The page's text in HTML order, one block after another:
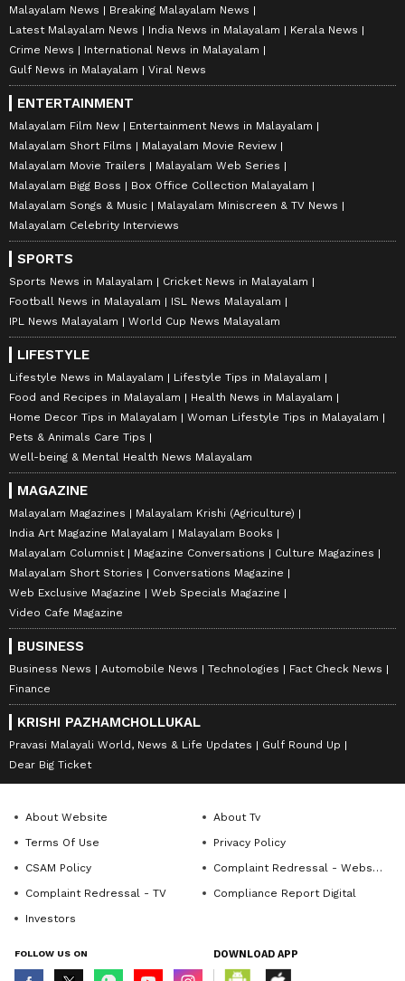
Malayalam News
Breaking Malayalam News
Latest Malayalam News
India News in Malayalam
Kerala News
Crime News
International News in Malayalam
Gulf News in Malayalam
Viral News
ENTERTAINMENT
Malayalam Film New
Entertainment News in Malayalam
Malayalam Short Films
Malayalam Movie Review
Malayalam Movie Trailers
Malayalam Web Series
Malayalam Bigg Boss
Box Office Collection Malayalam
Malayalam Songs & Music
Malayalam Miniscreen & TV News
Malayalam Celebrity Interviews
SPORTS
Sports News in Malayalam
Cricket News in Malayalam
Football News in Malayalam
ISL News Malayalam
IPL News Malayalam
World Cup News Malayalam
LIFESTYLE
Lifestyle News in Malayalam
Lifestyle Tips in Malayalam
Food and Recipes in Malayalam
Health News in Malayalam
Home Decor Tips in Malayalam
Woman Lifestyle Tips in Malayalam
Pets & Animals Care Tips
Well-being & Mental Health News Malayalam
MAGAZINE
Malayalam Magazines
Malayalam Krishi (Agriculture)
India Art Magazine Malayalam
Malayalam Books
Malayalam Columnist
Magazine Conversations
Culture Magazines
Malayalam Short Stories
Conversations Magazine
Web Exclusive Magazine
Web Specials Magazine
Video Cafe Magazine
BUSINESS
Business News Automobile News Technologies
Fact Check News
Finance
KRISHI PAZHAMCHOLLUKAL
Pravasi Malayali World, News & Life Updates
Gulf Round Up
Dear Big Ticket
About Website
About Tv
Terms Of Use
Privacy Policy
CSAM Policy
Complaint Redressal - Website
Complaint Redressal - TV
Compliance Report Digital
Investors
FOLLOW US ON DOWNLOAD APP